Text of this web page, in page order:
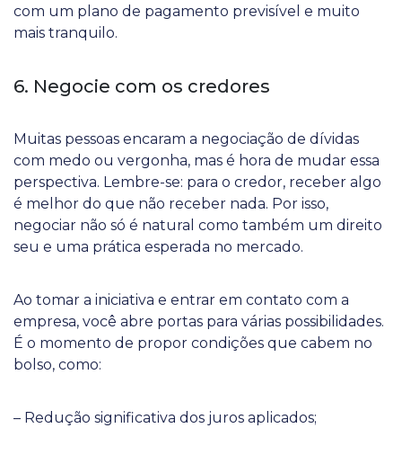
com um plano de pagamento previsível e muito
mais tranquilo.
6. Negocie com os credores
Muitas pessoas encaram a negociação de dívidas
com medo ou vergonha, mas é hora de mudar essa
perspectiva. Lembre-se: para o credor, receber algo
é melhor do que não receber nada. Por isso,
negociar não só é natural como também um direito
seu e uma prática esperada no mercado.
Ao tomar a iniciativa e entrar em contato com a
empresa, você abre portas para várias possibilidades.
É o momento de propor condições que cabem no
bolso, como:
– Redução significativa dos juros aplicados;